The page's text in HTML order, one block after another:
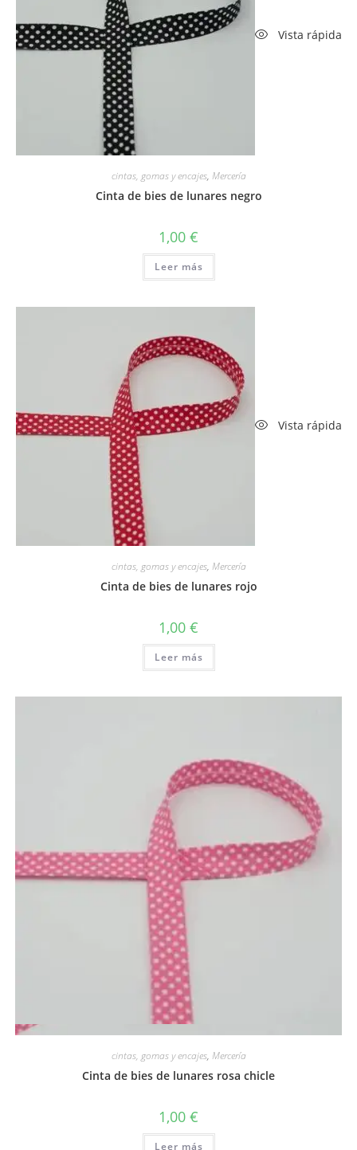
Vista rápida
cintas, gomas y encajes, Mercería
Cinta de bies de lunares negro
1,00 €
Leer más
Vista rápida
cintas, gomas y encajes, Mercería
Cinta de bies de lunares rojo
1,00 €
Leer más
Vista rápida
cintas, gomas y encajes, Mercería
Cinta de bies de lunares rosa chicle
1,00 €
Leer más